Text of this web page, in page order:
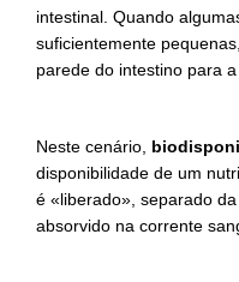
intestinal. Quando
suficientemente
parede do intestino para
Neste cenário,
disponibilidade de um
é «liberado», separado
absorvido na corrente